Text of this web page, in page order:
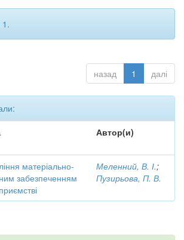
1.
назад 1 далі
Автор(и)
матеріально-
забезпеченням
Меленний, В. І.;
Пузирьова, П. В.